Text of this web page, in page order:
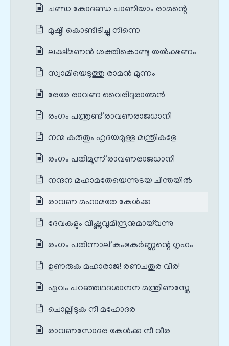
ചണ്ഡ കോദണ്ഡ പാണിയാം രാമന്റെ
മുഷ്ടി കൊണ്ടിടിച്ചു നിന്നെ
ലക്ഷ്മണൻ ശക്തികൊണ്ടു തൽക്ഷണം
സ്വാമിയെടുത്തു രാമൻ മുന്നം
രേരേ രാവണ വൈരിദുരാത്മൻ
രംഗം പന്ത്രണ്ട് രാവണരാജധാനി
നന്മ കരുതും ഹൃദയമുള്ള മന്ത്രികളേ
രംഗം പതിമൂന്ന് രാവണരാജധാനി
നന്ദന മഹാമതേയെന്നുടയ ചിന്തയിൽ
രാവണ മഹാമതേ കേൾക്ക
ദേവകളും വിഷ്ണുവുമിന്ദ്രനുമായ്‌വന്നു
രംഗം പതിന്നാല് കുംഭകർണ്ണന്റെ ഗൃഹം
ഉണരുക മഹാരാജ! രണചതുര വീര!
ഏവം പറഞ്ഞഥദശാനന മന്ത്രിണസ്തേ
ചൊല്ലീടുക നീ മഹോദര
രാവണസോദര കേൾക്ക നീ വീര